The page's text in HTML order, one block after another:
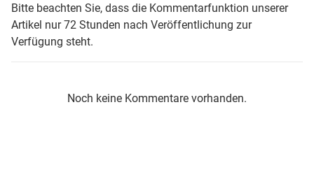
Bitte beachten Sie, dass die Kommentarfunktion unserer
Artikel nur 72 Stunden nach Veröffentlichung zur
Verfügung steht.
Noch keine Kommentare vorhanden.